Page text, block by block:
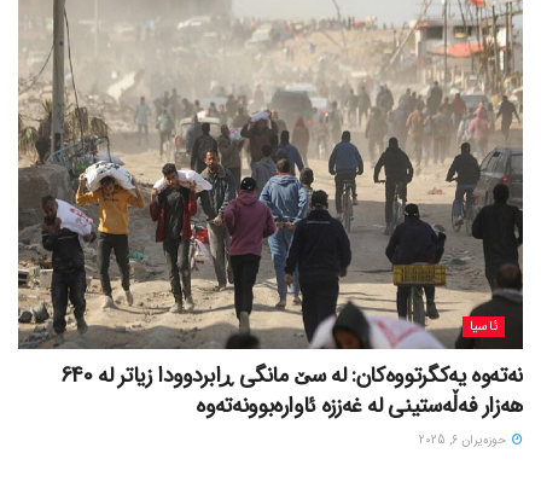
ئاسیا
نەتەوە یەکگرتووەکان: لە سێ مانگی ڕابردوودا زیاتر لە 640
هەزار فەڵەستینی لە غەززە ئاوارەبوونەتەوە
حوزه‌یران 6, 2025